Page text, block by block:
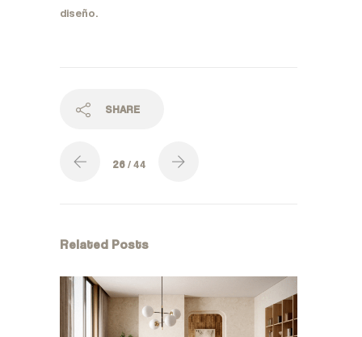
diseño.
SHARE
26/ 44
Related Posts